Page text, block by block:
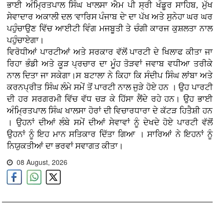
ਭਾਈ ਅੰਮ੍ਰਿਤਪਾਲ ਸਿੰਘ ਖਾਲਸਾ ਐਮ ਪੀ ਸ੍ਰੀ ਖੰਡੂਰ ਸਾਹਿਬ, ਮੁੱਖ
ਸੇਵਾਦਾਰ ਅਕਾਲੀ ਦਲ 'ਵਾਰਿਸ ਪੰਜਾਬ ਦੇ' ਦਾ ਪੱਖ ਅਤੇ ਸੁਨੇਹਾ ਘਰ ਘਰ
ਪਹੁੰਚਾਉਣ ਵਿੱਚ ਆਈਟੀ ਵਿੰਗ ਮਜਬੂਤੀ ਤੇ ਚੰਗੀ ਕਾਰਜ ਕੁਸ਼ਲਤਾ ਨਾਲ
ਪਹੁੰਚਾਏਗਾ।
ਵਿਰੋਧੀਆਂ ਪਾਰਟੀਆਂ ਅਤੇ ਸਰਕਾਰ ਵੱਲੋਂ ਪਾਰਟੀ ਦੇ ਖਿਲਾਫ ਕੀਤਾ ਜਾ
ਰਿਹਾ ਭੰਡੀ ਅਤੇ ਕੂੜ ਪ੍ਰਚਾਰ ਦਾ ਮੂੰਹ ਤੋੜਵਾਂ ਜਵਾਬ ਵਧੀਆ ਤਰੀਕੇ
ਨਾਲ ਦਿਤਾ ਜਾ ਸਕੇਗਾ।ਸ ਬਟਾਲਾ ਨੇ ਕਿਹਾ ਕਿ ਸੰਦੀਪ ਸਿੰਘ ਲਾਂਬਾ ਅਤੇ
ਕਰਨਪ੍ਰੀਤ ਸਿੰਘ ਲੰਮੇ ਸਮੇਂ ਤੋਂ ਪਾਰਟੀ ਨਾਲ ਜੁੜੇ ਹੋਏ ਹਨ । ਉਹ ਪਾਰਟੀ
ਦੀ ਹਰ ਸਰਗਰਮੀ ਵਿੱਚ ਵੱਧ ਚੜ ਕੇ ਹਿੱਸਾ ਲੈਂਦੇ ਰਹੇ ਹਨ। ਉਹ ਭਾਈ
ਅੰਮ੍ਰਿਤਪਾਲ ਸਿੰਘ ਖਾਲਸਾ ਹੋਰਾਂ ਦੀ ਵਿਚਾਰਧਾਰਾ ਦੇ ਕੱਟੜ ਹਿਤੈਸ਼ੀ ਹਨ
। ਉਹਨਾਂ ਦੀਆਂ ਲੰਬੇ ਸਮੇਂ ਦੀਆਂ ਸੇਵਾਵਾਂ ਨੂੰ ਦੇਖਦੇ ਹੋਏ ਪਾਰਟੀ ਵੱਲੋਂ
ਉਹਨਾਂ ਨੂੰ ਇਹ ਮਾਨ ਸਤਿਕਾਰ ਦਿੱਤਾ ਗਿਆ । ਸਾਰਿਆਂ ਨੇ ਇਹਨਾਂ ਨੂੰ
ਨਿਯੁਕਤੀਆਂ ਦਾ ਭਰਵਾਂ ਸਵਾਗਤ ਕੀਤਾ।
08 August, 2026